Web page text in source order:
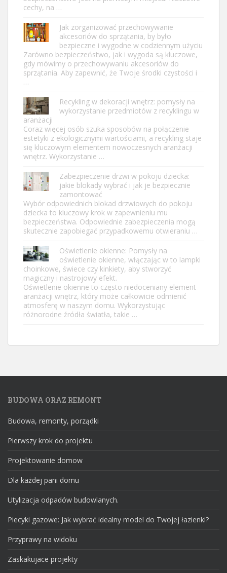
cechy, na …
Jak zorganizować przechowywanie
akcesoriów do sprzątania, by było
bezpieczne i wygodne w codziennym użyciu
Zarówno bezpieczeństwo, jak i wygoda są kluczowe,
gdy mówimy o przechowywaniu akcesoriów do
sprzątania. Aby zapewnić, że Twoje środki czystości i
…
Recykling w dekoracji wnętrz: pomysły na
wykorzystanie przedmiotów z recyklingu w
aranżacji
Coraz więcej osób szuka sposobów na połączenie
estetyki z ekologicznymi wartościami, a recykling staje
się kluczowym elementem nowoczesnych aranżacji
wnętrz. Wykorzystanie …
Zabezpieczenie drzwi w pokoju dziecka:
jakie blokady wybrać i jak je bezpiecznie
zamontować
Wybór odpowiednich blokad drzwiowych do pokoju
dziecka to kluczowy krok w zapewnieniu mu
bezpieczeństwa. Odpowiednie zabezpieczenia mogą
skutecznie zapobiegać przypadkowemu otwieraniu …
Oświetlenie okienne: Pomysły na
oświetlenie okienne, włączając w to lampki
choinkowe, świece czy kinkiety, aby stworzyć
magiczny i nastrojowy efekt.
Oświetlenie okienne to często niedoceniany element
aranżacji wnętrz, który może całkowicie odmienić
atmosferę w naszym domu. Wykorzystując
różnorodne źródła światła, takie …
BUDOWA ORAZ REMONT
Budowa, remonty, porządki
Pierwszy krok do projektu
Projektowanie domow
Dla każdej pani domu
Utylizacja odpadów budowlanych.
Piecyki gazowe: Jak wybrać idealny model do Twojej łazienki?
Przyprawy na widoku
Zaskakujace projekty